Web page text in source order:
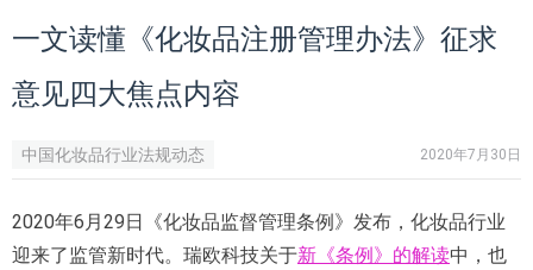
一文读懂《化妆品注册管理办法》征求
意见四大焦点内容
中国化妆品行业法规动态 2020年7月30日
2020年6月29日《化妆品监督管理条例》发布，化妆品行业
迎来了监管新时代。瑞欧科技关于新《条例》的解读中，也